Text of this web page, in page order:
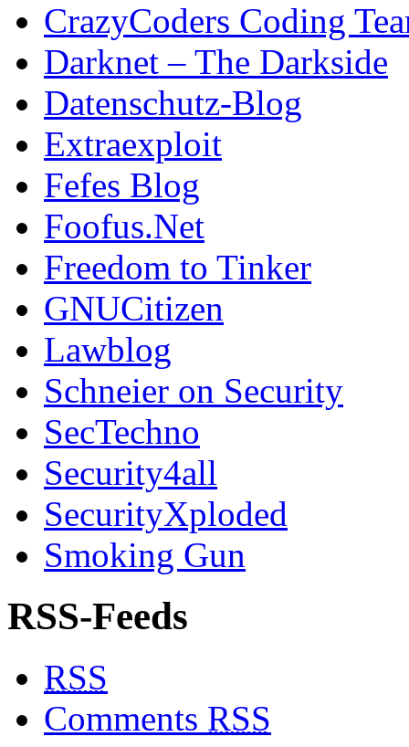
CrazyCoders Coding
Darknet – The Darkside
Datenschutz-Blog
Extraexploit
Fefes Blog
Foofus.Net
Freedom to Tinker
GNUCitizen
Lawblog
Schneier on Security
SecTechno
Security4all
SecurityXploded
Smoking Gun
RSS-Feeds
RSS
Comments RSS